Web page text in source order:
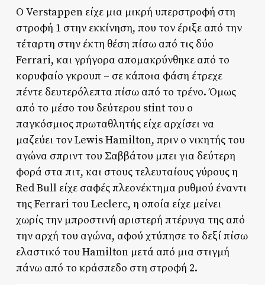
Ο Verstappen είχε μια μικρή υπερστροφή στη
στροφή 1 στην εκκίνηση, που τον έριξε από την
τέταρτη στην έκτη θέση πίσω από τις δύο
Ferrari, και γρήγορα απομακρύνθηκε από το
κορυφαίο γκρουπ – σε κάποια φάση έτρεχε
πέντε δευτερόλεπτα πίσω από το τρένο. Όμως
από το μέσο του δεύτερου stint του ο
παγκόσμιος πρωταθλητής είχε αρχίσει να
μαζεύει τον Lewis Hamilton, πριν ο νικητής του
αγώνα σπριντ του Σαββάτου μπει για δεύτερη
φορά στα πιτ, και στους τελευταίους γύρους η
Red Bull είχε σαφές πλεονέκτημα ρυθμού έναντι
της Ferrari του Leclerc, η οποία είχε μείνει
χωρίς την μπροστινή αριστερή πτέρυγα της από
την αρχή του αγώνα, αφού χτύπησε το δεξί πίσω
ελαστικό του Hamilton μετά από μια στιγμή
πάνω από το κράσπεδο στη στροφή 2.